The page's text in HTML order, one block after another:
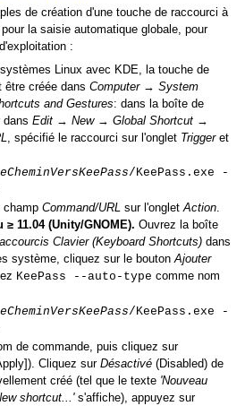
de création d'une touche de raccourci à
la saisie automatique globale, pour
:
Linux avec KDE, la touche de
être créée dans Computer→ System
and Gestures: dans la boîte de
dans Edit → New→ Global Shortcut →
, spécifié le raccourci sur l'onglet Triggeret
/KeePass.exe -
champ Command/URL sur l'ongletAction.
≥ 11.04 (Unity/GNOME). Ouvrez la boîte
Clavier (Keyboard Shortcuts) dans
système, cliquez sur le boutonAjouter
KeePass --auto-type comme nom
/KeePass.exe -
de commande, puis cliquez sur
Cliquez surDésactivé (Disabled) de
créé (tel que le texte 'Nouveau
shortcut...'s'affiche), appuyez sur